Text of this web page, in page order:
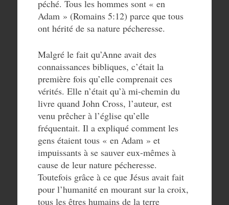
péché. Tous les hommes sont « en
Adam » (Romains 5:12) parce que tous
ont hérité de sa nature pécheresse.
Malgré le fait qu’Anne avait des
connaissances bibliques, c’était la
première fois qu’elle comprenait ces
vérités. Elle n’était qu’à mi-chemin du
livre quand John Cross, l’auteur, est
venu prêcher à l’église qu’elle
fréquentait. Il a expliqué comment les
gens étaient tous « en Adam » et
impuissants à se sauver eux-mêmes à
cause de leur nature pécheresse.
Toutefois grâce à ce que Jésus avait fait
pour l’humanité en mourant sur la croix,
tous les êtres humains de la terre